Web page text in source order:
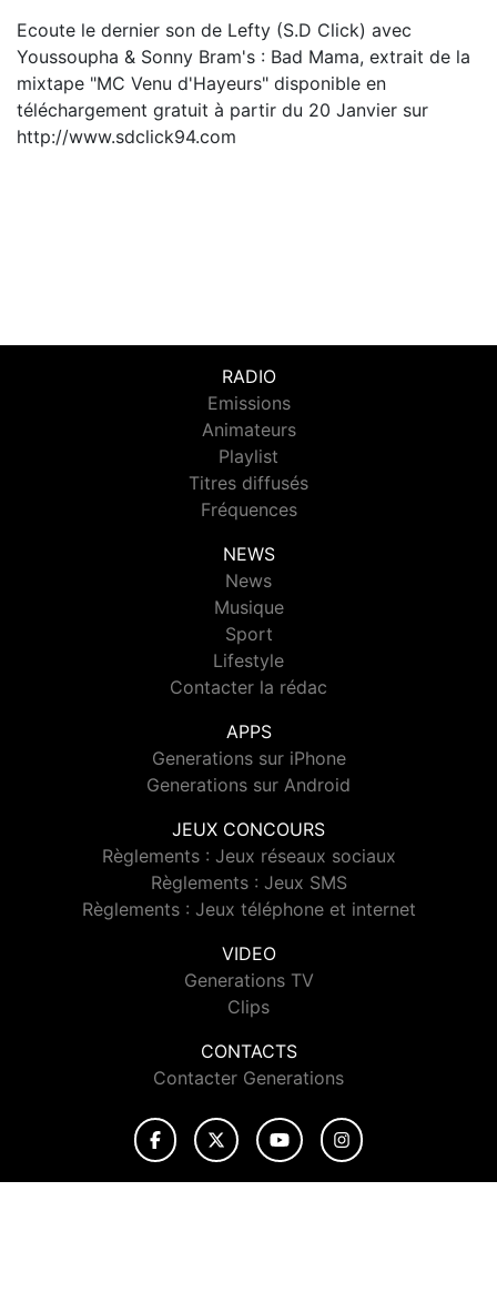
Ecoute le dernier son de Lefty (S.D Click) avec
Youssoupha & Sonny Bram's : Bad Mama, extrait de la
mixtape "MC Venu d'Hayeurs" disponible en
téléchargement gratuit à partir du 20 Janvier sur
http://www.sdclick94.com
RADIO
Emissions
Animateurs
Playlist
Titres diffusés
Fréquences
NEWS
News
Musique
Sport
Lifestyle
Contacter la rédac
APPS
Generations sur iPhone
Generations sur Android
JEUX CONCOURS
Règlements : Jeux réseaux sociaux
Règlements : Jeux SMS
Règlements : Jeux téléphone et internet
VIDEO
Generations TV
Clips
CONTACTS
Contacter Generations